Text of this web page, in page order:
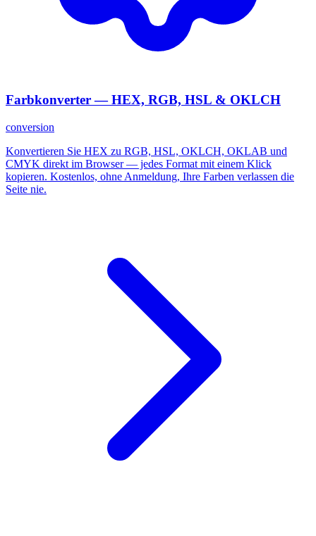
Farbkonverter — HEX, RGB, HSL & OKLCH
conversion
Konvertieren Sie HEX zu RGB, HSL, OKLCH, OKLAB und
CMYK direkt im Browser — jedes Format mit einem Klick
kopieren. Kostenlos, ohne Anmeldung, Ihre Farben verlassen die
Seite nie.